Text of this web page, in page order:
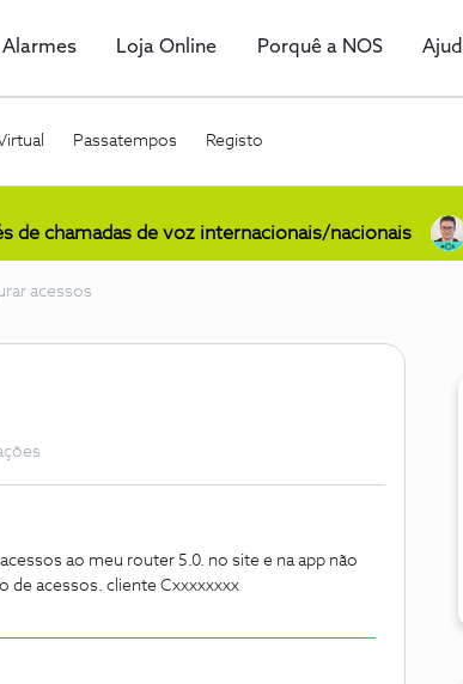
Alarmes Loja Online Porquê a NOS
Passatempos Registo
de chamadas de voz internacionais/nacionais
acessos
ao meu router 5.0. no site e na app não
de acessos. cliente Cxxxxxxxx